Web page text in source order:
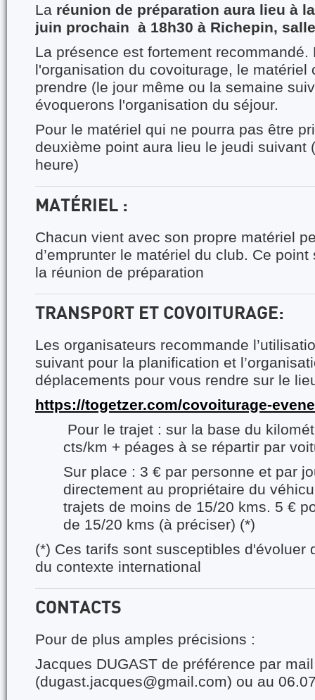
La réunion de préparation aura lieu à
juin prochain à 18h30 à Richepin,
La présence est fortement recommandé.
l'organisation du covoiturage, le matériel
prendre (le jour même ou la semaine
évoquerons l'organisation du séjour.
Pour le matériel qui ne pourra pas être
deuxième point aura lieu le jeudi suivant
heure)
MATÉRIEL :
Chacun vient avec son propre matériel
d’emprunter le matériel du club. Ce
la réunion de préparation
TRANSPORT ET COVOITURAGE:
Les organisateurs recommande
suivant pour la planification et
déplacements pour vous rendre sur le
https://togetzer.com/covoiturage-
Pour le trajet : sur la base du
cts/km + péages à se répartir par
Sur place : 3 € par personne et par
directement au propriétaire du
trajets de moins de 15/20 kms. 5 €
de 15/20 kms (à préciser) (*)
(*) Ces tarifs sont susceptibles d'évoluer
du contexte international
CONTACTS
Pour de plus amples précisions :
Jacques DUGAST de préférence par mail
(dugast.jacques@gmail.com) ou au